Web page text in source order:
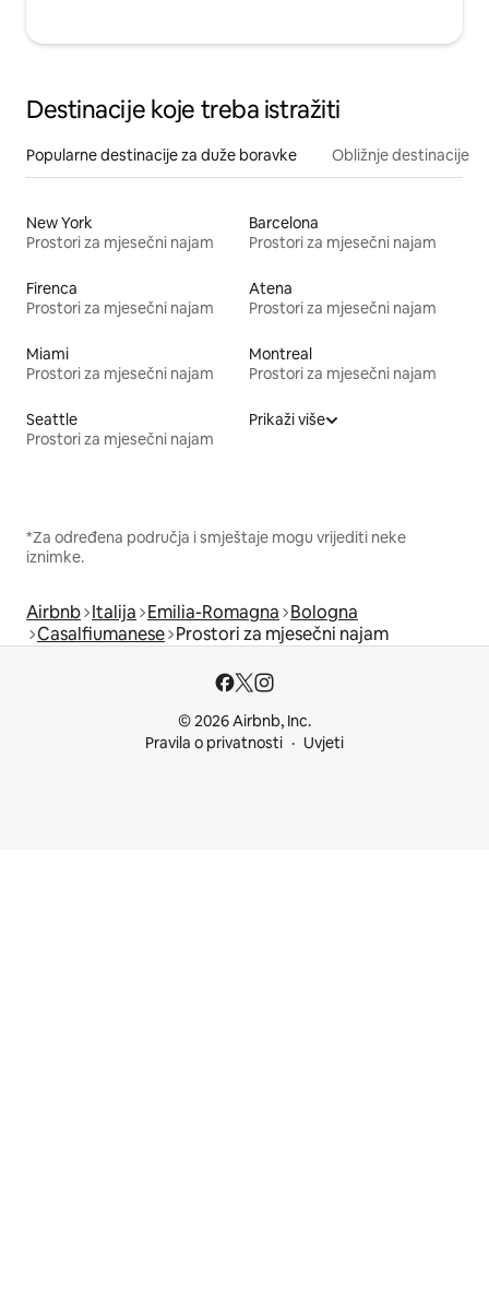
Destinacije koje treba istražiti
Popularne destinacije za duže boravke Obližnje destinacije
New York
Prostori za mjesečni najam
Barcelona
Prostori za mjesečni najam
Firenca
Prostori za mjesečni najam
Atena
Prostori za mjesečni najam
Miami
Prostori za mjesečni najam
Montreal
Prostori za mjesečni najam
Seattle
Prostori za mjesečni najam
Prikaži više
*Za određena područja i smještaje mogu vrijediti neke
iznimke.
Airbnb Italija Emilia-Romagna Bologna
Casalfiumanese Prostori za mjesečni najam
© 2026 Airbnb, Inc.
Pravila o privatnosti
Uvjeti